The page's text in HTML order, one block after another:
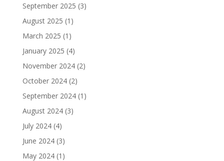
September 2025 (3)
August 2025 (1)
March 2025 (1)
January 2025 (4)
November 2024(2)
October 2024(2)
September 2024(1)
August 2024(3)
July 2024(4)
June 2024(3)
May 2024(1)